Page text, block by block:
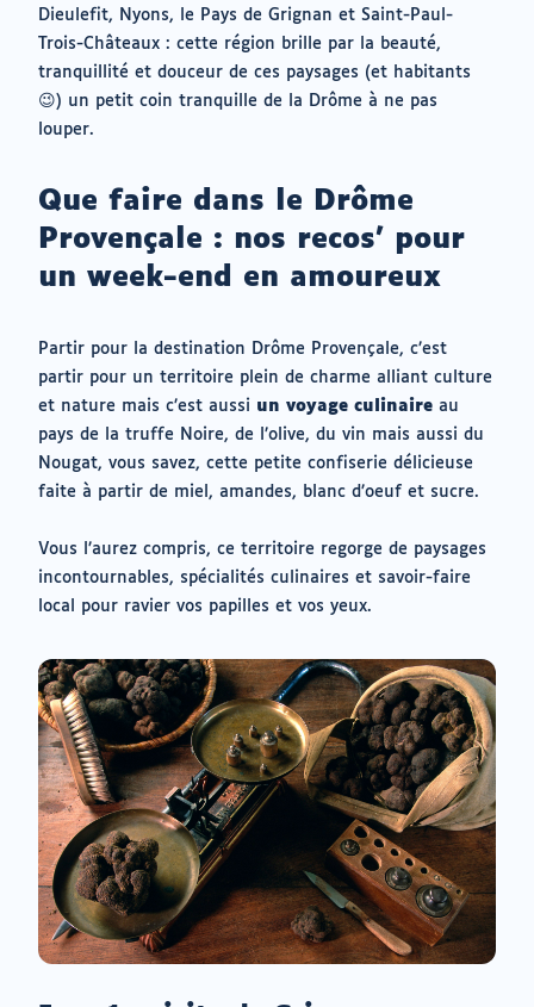
Dieulefit, Nyons, le Pays de Grignan et Saint-Paul-
Trois-Châteaux : cette région brille par la beauté,
tranquillité et douceur de ces paysages (et habitants
😉) un petit coin tranquille de la Drôme à ne pas
louper.
Que faire dans le Drôme
Provençale : nos recos’ pour
un week-end en amoureux
Partir pour la destination Drôme Provençale, c’est
partir pour un territoire plein de charme alliant culture
et nature mais c’est aussi un voyage culinaire au
pays de la truffe Noire, de l’olive, du vin mais aussi du
Nougat, vous savez, cette petite confiserie délicieuse
faite à partir de miel, amandes, blanc d’oeuf et sucre.
Vous l’aurez compris, ce territoire regorge de paysages
incontournables, spécialités culinaires et savoir-faire
local pour ravier vos papilles et vos yeux.